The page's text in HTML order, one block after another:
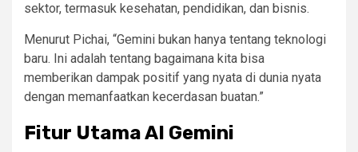
sektor, termasuk kesehatan, pendidikan, dan bisnis.
Menurut Pichai, “Gemini bukan hanya tentang teknologi
baru. Ini adalah tentang bagaimana kita bisa
memberikan dampak positif yang nyata di dunia nyata
dengan memanfaatkan kecerdasan buatan.”
Fitur Utama AI Gemini